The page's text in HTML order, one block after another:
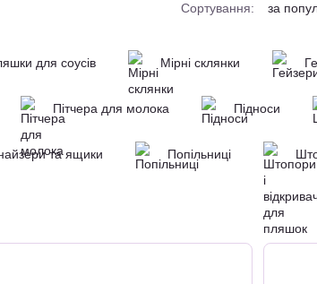
Сортування: за
для соусів Мірні склянки
Пітчера для молока Підноси
та ящики Попільниці